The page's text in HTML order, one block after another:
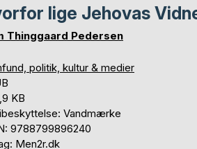
lige Jehovas
Thinggaard Pedersen
politik, kultur & medier
KB
Vandmærke
9788799896240
Men2r.dk